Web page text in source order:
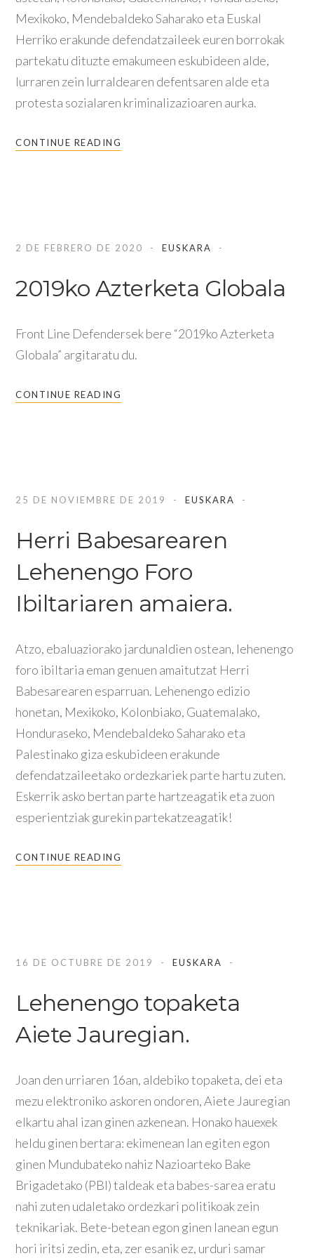
Mexikoko, Mendebaldeko Saharako eta Euskal
Herriko erakunde defendatzaileek euren borrokak
partekatu dituzte emakumeen eskubideen alde,
lurraren zein lurraldearen defentsaren alde eta
protesta sozialaren kriminalizazioaren aurka.
CONTINUE READING
2 DE FEBRERO DE 2020 EUSKARA
2019ko Azterketa Globala
Front Line Defendersek bere “2019ko Azterketa
Globala” argitaratu du.
CONTINUE READING
25 DE NOVIEMBRE DE 2019 EUSKARA
Herri Babesarearen
Lehenengo Foro
Ibiltariaren amaiera.
Atzo, ebaluaziorako jardunaldien ostean, lehenengo
foro ibiltaria eman genuen amaitutzat Herri
Babesarearen esparruan. Lehenengo edizio
honetan, Mexikoko, Kolonbiako, Guatemalako,
Honduraseko, Mendebaldeko Saharako eta
Palestinako giza eskubideen erakunde
defendatzaileetako ordezkariek parte hartu zuten.
Eskerrik asko bertan parte hartzeagatik eta zuon
esperientziak gurekin partekatzeagatik!
CONTINUE READING
16 DE OCTUBRE DE 2019 EUSKARA
Lehenengo topaketa
Aiete Jauregian.
Joan den urriaren 16an, aldebiko topaketa, dei eta
mezu elektroniko askoren ondoren, Aiete Jauregian
elkartu ahal izan ginen azkenean. Honako hauexek
heldu ginen bertara: ekimenean lan egiten egon
ginen Mundubateko nahiz Nazioarteko Bake
Brigadetako (PBI) taldeak eta babes-sarea eratu
nahi zuten udaletako ordezkari politikoak zein
teknikariak. Bete-betean egon ginen lanean egun
hori iritsi zedin, eta, zer esanik ez, urduri samar